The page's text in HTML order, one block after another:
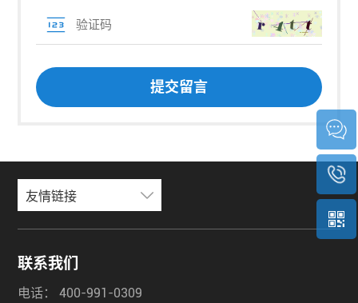
友情链接
联系我们
电话： 400-991-0309